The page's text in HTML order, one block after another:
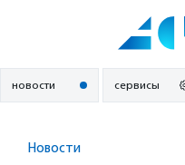
новости сервисы
Новости